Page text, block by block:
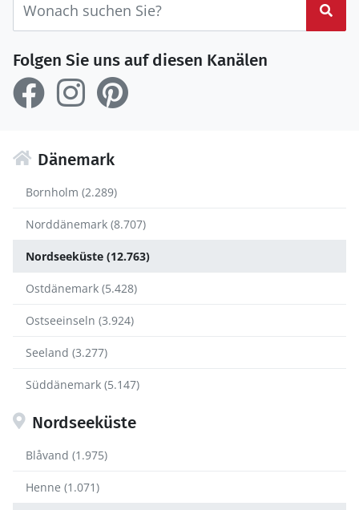
Folgen Sie uns auf diesen Kanälen
Dänemark
Bornholm (2.289)
Norddänemark (8.707)
Nordseeküste (12.763)
Ostdänemark (5.428)
Ostseeinseln (3.924)
Seeland (3.277)
Süddänemark (5.147)
Nordseeküste
Blåvand (1.975)
Henne (1.071)